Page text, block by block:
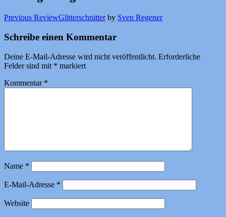
Previous ReviewGlitterschnitterby Sven Regener
Schreibe einen Kommentar
Deine E-Mail-Adresse wird nicht veröffentlicht. Erforderliche
Felder sind mit * markiert
Kommentar *
Name *
E-Mail-Adresse *
Website